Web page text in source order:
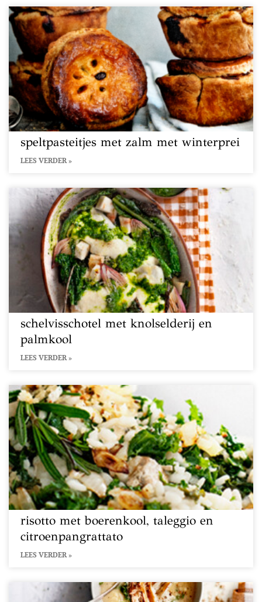
speltpasteitjes met zalm met winterprei
LEES VERDER »
schelvisschotel met knolselderij en
palmkool
LEES VERDER »
risotto met boerenkool, taleggio en
citroenpangrattato
LEES VERDER »